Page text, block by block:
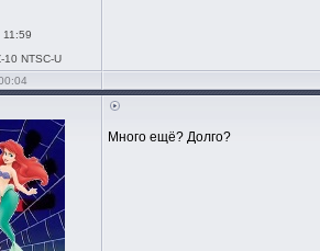
11:59
10 NTSC-U
Много ещё? Долго?